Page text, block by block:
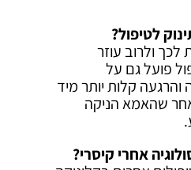
לטיפול?
לכך ולרוב עוזר
פועל גם על
קלות יותר מיד
שהאמא הניקה
אחרי קיסרי?